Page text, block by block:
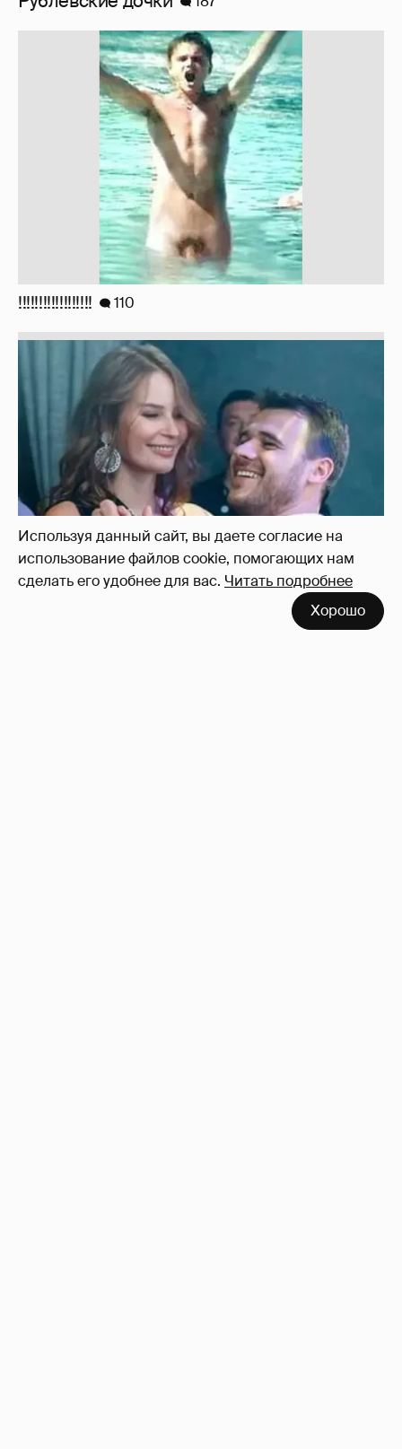
Используя данный сайт, вы даете согласие на
использование файлов cookie, помогающих нам
сделать его удобнее для вас. Читать подробнее
Хорошо
!!!!!!!!!!!!!!!!!! 110